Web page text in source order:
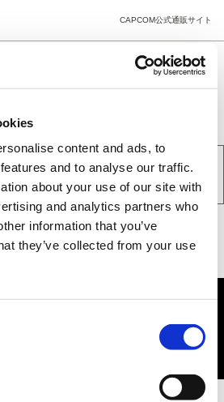
content and ads, to
and to analyse our traffic.
about your use of our site with
and analytics partners who
information that you’ve
they’ve collected from your use
CAPCOM公式通販サイト
ておりません。
お買い物を続ける」 をクリックしてく